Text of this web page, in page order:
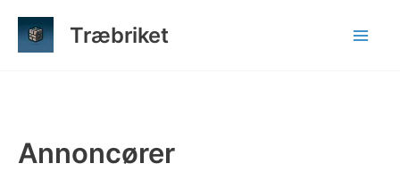
Gå
Træbriket
Annoncører